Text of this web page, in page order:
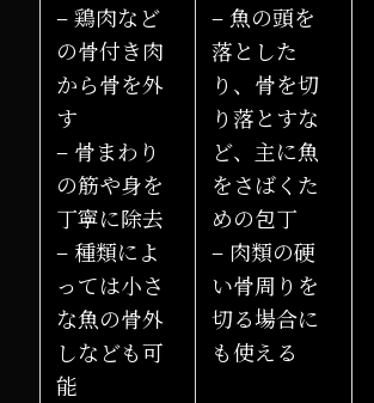
– 鶏肉など
の骨付き肉
から骨を外
す
– 骨まわり
の筋や身を
丁寧に除去
– 種類によ
っては小さ
な魚の骨外
しなども可
能
– 魚の頭を
落とした
り、骨を切
り落とすな
ど、主に魚
をさばくた
めの包丁
– 肉類の硬
い骨周りを
切る場合に
も使える